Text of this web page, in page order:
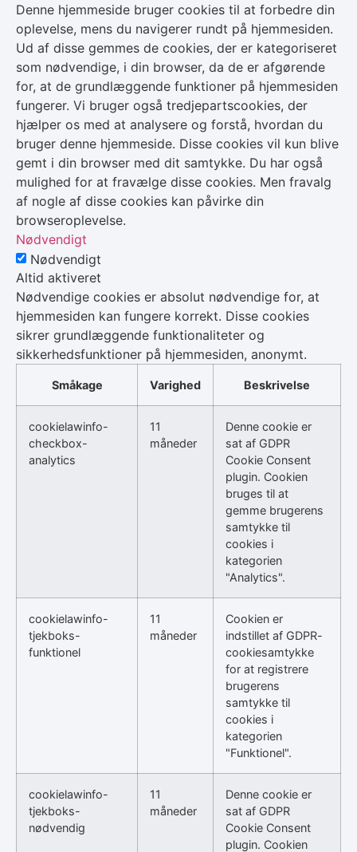
Denne hjemmeside bruger cookies til at forbedre din
oplevelse, mens du navigerer rundt på hjemmesiden.
Ud af disse gemmes de cookies, der er kategoriseret
som nødvendige, i din browser, da de er afgørende
for, at de grundlæggende funktioner på hjemmesiden
fungerer. Vi bruger også tredjepartscookies, der
hjælper os med at analysere og forstå, hvordan du
bruger denne hjemmeside. Disse cookies vil kun blive
gemt i din browser med dit samtykke. Du har også
mulighed for at fravælge disse cookies. Men fravalg
af nogle af disse cookies kan påvirke din
browseroplevelse.
Nødvendigt
Nødvendigt
Altid aktiveret
Nødvendige cookies er absolut nødvendige for, at
hjemmesiden kan fungere korrekt. Disse cookies
sikrer grundlæggende funktionaliteter og
sikkerhedsfunktioner på hjemmesiden, anonymt.
Småkage Varighed Beskrivelse
cookielawinfo-
checkbox-
analytics
11
måneder
Denne cookie er
sat af GDPR
Cookie Consent
plugin. Cookien
bruges til at
gemme brugerens
samtykke til
cookies i
kategorien
"Analytics".
cookielawinfo-
tjekboks-
funktionel
11
måneder
Cookien er
indstillet af GDPR-
cookiesamtykke
for at registrere
brugerens
samtykke til
cookies i
kategorien
"Funktionel".
cookielawinfo-
tjekboks-
nødvendig
11
måneder
Denne cookie er
sat af GDPR
Cookie Consent
plugin. Cookien